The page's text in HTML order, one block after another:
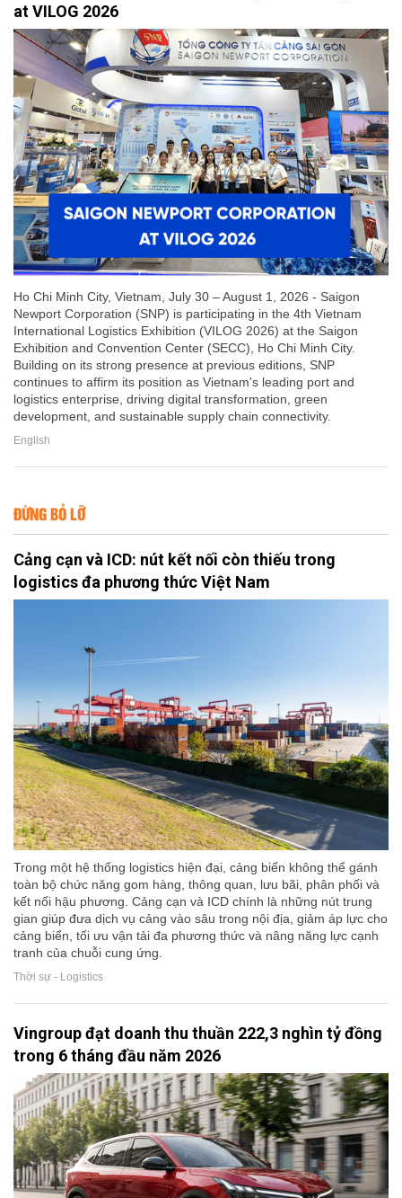
at VILOG 2026
Ho Chi Minh City, Vietnam, July 30 – August 1, 2026 - Saigon
Newport Corporation (SNP) is participating in the 4th Vietnam
International Logistics Exhibition (VILOG 2026) at the Saigon
Exhibition and Convention Center (SECC), Ho Chi Minh City.
Building on its strong presence at previous editions, SNP
continues to affirm its position as Vietnam's leading port and
logistics enterprise, driving digital transformation, green
development, and sustainable supply chain connectivity.
English
ĐỪNG BỎ LỠ
Cảng cạn và ICD: nút kết nối còn thiếu trong
logistics đa phương thức Việt Nam
Trong một hệ thống logistics hiện đại, cảng biển không thể gánh
toàn bộ chức năng gom hàng, thông quan, lưu bãi, phân phối và
kết nối hậu phương. Cảng cạn và ICD chính là những nút trung
gian giúp đưa dịch vụ cảng vào sâu trong nội địa, giảm áp lực cho
cảng biển, tối ưu vận tải đa phương thức và nâng năng lực cạnh
tranh của chuỗi cung ứng.
Thời sự - Logistics
Vingroup đạt doanh thu thuần 222,3 nghìn tỷ đồng
trong 6 tháng đầu năm 2026